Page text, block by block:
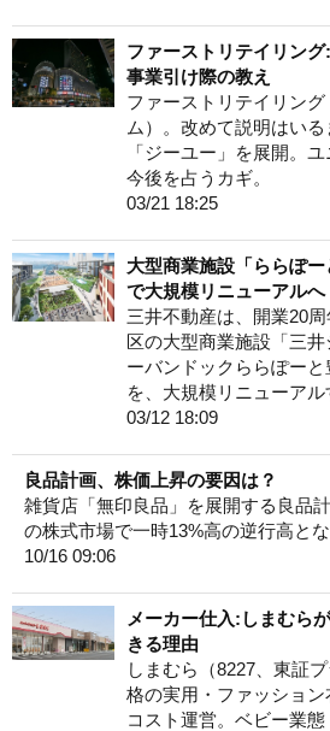
ファーストリテイリン
事業引け際の教え
ファーストリテイリン
ム）。改めて説明はいる
「ジーユー」を展開。
今後を占うカギ。
03/21 18:25
大型商業施設「ららぽ
で大規模リニューアルへ
三井不動産は、開業20
区の大型商業施設「三
ーバンドックららぽーと
を、大規模リニューアル
03/12 18:09
良品計画、株価上昇の要因は？
雑貨店「無印良品」を展開する良品
の株式市場で一時13%高の逆行高と
10/16 09:06
メーカー仕入:しまむら
きる理由
しまむら（8227、東証
格の実用・ファッショ
コスト運営。ベビー業態